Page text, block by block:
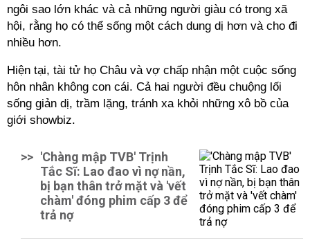
ngôi sao lớn khác và cả những người giàu có trong xã
hội, rằng họ có thể sống một cách dung dị hơn và cho đi
nhiều hơn.
Hiện tại, tài tử họ Châu và vợ chấp nhận một cuộc sống
hôn nhân không con cái. Cả hai người đều chuộng lối
sống giản dị, trầm lặng, tránh xa khỏi những xô bồ của
giới showbiz.
>> 'Chàng mập TVB' Trịnh
Tắc Sĩ: Lao đao vì nợ nần,
bị bạn thân trở mặt và 'vết
chàm' đóng phim cấp 3 để
trả nợ